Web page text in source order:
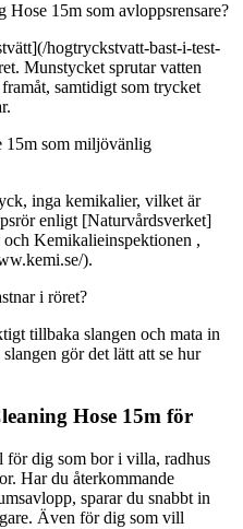
15m som avloppsrensare?
hogtryckstvatt-bast-i-test-
Munstycket sprutar vatten
samtidigt som trycket
15m som miljövänlig
inga kemikalier, vilket är
enligt [Naturvårdsverket]
Kemikalieinspektionen ,
).
i röret?
tillbaka slangen och mata in
gör det lätt att se hur
Hose 15m för
för dig som bor i villa, radhus
Har du återkommande
sparar du snabbt in
Även för dig som vill